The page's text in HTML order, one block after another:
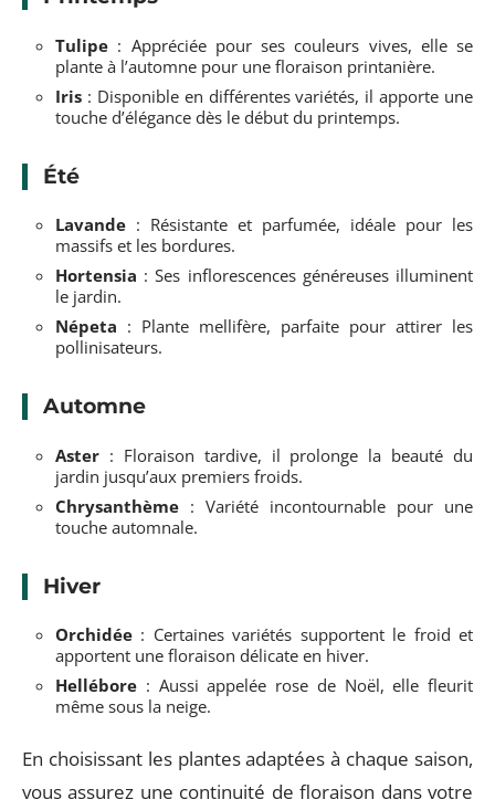
Tulipe : Appréciée pour ses couleurs vives, elle se
plante à l’automne pour une floraison printanière.
Iris : Disponible en différentes variétés, il apporte une
touche d’élégance dès le début du printemps.
Été
Lavande : Résistante et parfumée, idéale pour les
massifs et les bordures.
Hortensia : Ses inflorescences généreuses illuminent
le jardin.
Népeta : Plante mellifère, parfaite pour attirer les
pollinisateurs.
Automne
Aster : Floraison tardive, il prolonge la beauté du
jardin jusqu’aux premiers froids.
Chrysanthème : Variété incontournable pour une
touche automnale.
Hiver
Orchidée : Certaines variétés supportent le froid et
apportent une floraison délicate en hiver.
Hellébore : Aussi appelée rose de Noël, elle fleurit
même sous la neige.
En choisissant les plantes adaptées à chaque saison,
vous assurez une continuité de floraison dans votre